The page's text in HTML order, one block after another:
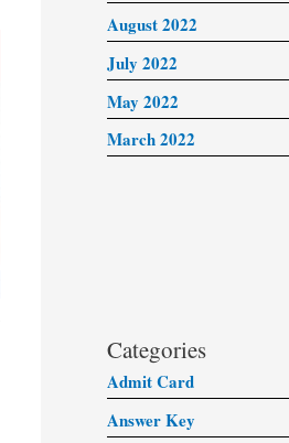
August 2022
July 2022
May 2022
March 2022
Categories
Admit Card
Answer Key